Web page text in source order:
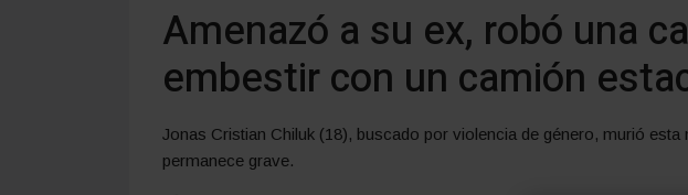
Amenazó a su ex, robó una
embestir con un camión
Jonas Cristian Chiluk (18), buscado por violencia de género, murió
permanece grave.